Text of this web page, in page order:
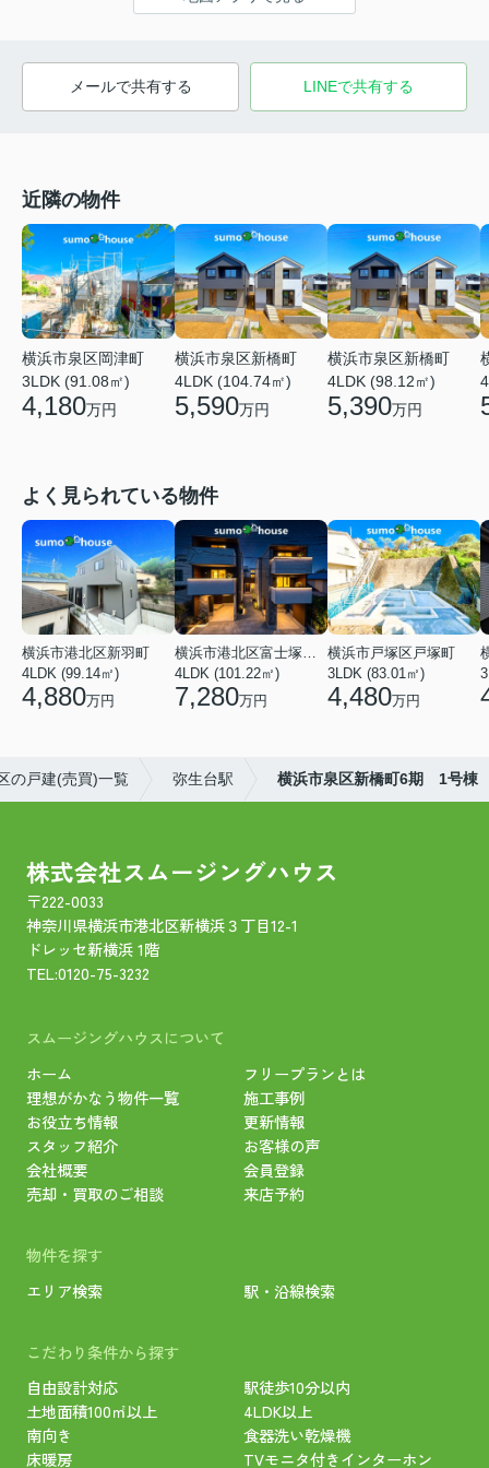
メールで共有する LINEで共有する
近隣の物件
横浜市泉区岡津町
3LDK (91.08㎡)
4,180万円
横浜市泉区新橋町
4LDK (104.74㎡)
5,590万円
横浜市泉区新橋町
4LDK (98.12㎡)
5,390万円
よく見られている物件
横浜市港北区新羽町
4LDK (99.14㎡)
4,880万円
横浜市港北区富士塚２丁目
4LDK (101.22㎡)
7,280万円
横浜市戸塚区戸塚町
3LDK (83.01㎡)
4,480万円
の戸建(売買)一覧 弥生台駅 横浜市泉区新橋町6期 1号棟
株式会社スムージングハウス
〒222-0033
神奈川県横浜市港北区新横浜３丁目12-1
ドレッセ新横浜 1階
TEL:0120-75-3232
スムージングハウスについて
ホーム
フリープランとは
理想がかなう物件一覧
施工事例
お役立ち情報
更新情報
スタッフ紹介
お客様の声
会社概要
会員登録
売却・買取のご相談
来店予約
物件を探す
エリア検索
駅・沿線検索
こだわり条件から探す
自由設計対応
駅徒歩10分以内
土地面積100㎡以上
4LDK以上
南向き
食器洗い乾燥機
床暖房
TVモニタ付きインターホン